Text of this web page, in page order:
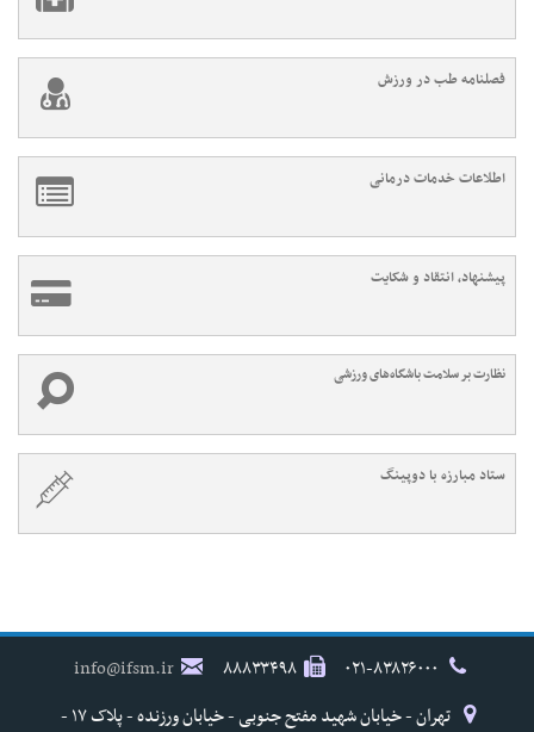
فصلنامه طب در ورزش
اطلاعات خدمات درمانی
پیشنهاد، انتقاد و شکایت
نظارت بر سلامت باشگاه‌های ورزشی
ستاد مبارزه با دوپینگ
۸۸۸۳۳۴۹۸
info@ifsm.ir
تهران - خیابان شهید مفتح جنوبی - خیابان ورزنده - پلاک ۱۷ -